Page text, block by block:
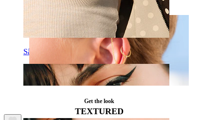
Sân
Get the look
TEXTURED